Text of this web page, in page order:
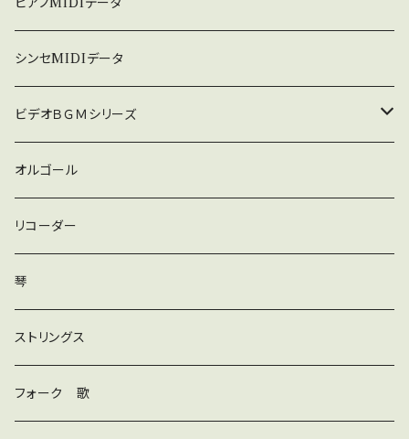
暗い
普通
シンセMIDIデータ
ビデオＢＧＭシリーズ
ロック
ラテン
ダンス
和風
京都
ストリングス
オルゴール
リコーダー
琴
ストリングス
フォーク 歌